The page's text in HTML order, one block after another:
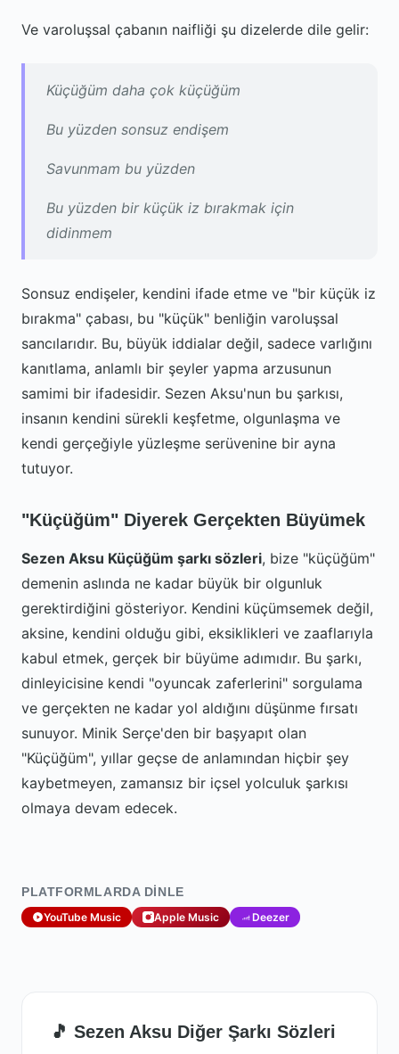
Ve varoluşsal çabanın naifliği şu dizelerde dile gelir:
Küçüğüm daha çok küçüğüm
Bu yüzden sonsuz endişem
Savunmam bu yüzden
Bu yüzden bir küçük iz bırakmak için
didinmem
Sonsuz endişeler, kendini ifade etme ve "bir küçük iz
bırakma" çabası, bu "küçük" benliğin varoluşsal
sancılarıdır. Bu, büyük iddialar değil, sadece varlığını
kanıtlama, anlamlı bir şeyler yapma arzusunun
samimi bir ifadesidir. Sezen Aksu'nun bu şarkısı,
insanın kendini sürekli keşfetme, olgunlaşma ve
kendi gerçeğiyle yüzleşme serüvenine bir ayna
tutuyor.
"Küçüğüm" Diyerek Gerçekten Büyümek
Sezen Aksu Küçüğüm şarkı sözleri, bize "küçüğüm"
demenin aslında ne kadar büyük bir olgunluk
gerektirdiğini gösteriyor. Kendini küçümsemek değil,
aksine, kendini olduğu gibi, eksiklikleri ve zaaflarıyla
kabul etmek, gerçek bir büyüme adımıdır. Bu şarkı,
dinleyicisine kendi "oyuncak zaferlerini" sorgulama
ve gerçekten ne kadar yol aldığını düşünme fırsatı
sunuyor. Minik Serçe'den bir başyapıt olan
"Küçüğüm", yıllar geçse de anlamından hiçbir şey
kaybetmeyen, zamansız bir içsel yolculuk şarkısı
olmaya devam edecek.
PLATFORMLARDA DINLE
YouTube Music Apple Music Deezer
🎵 Sezen Aksu Diğer Şarkı Sözleri